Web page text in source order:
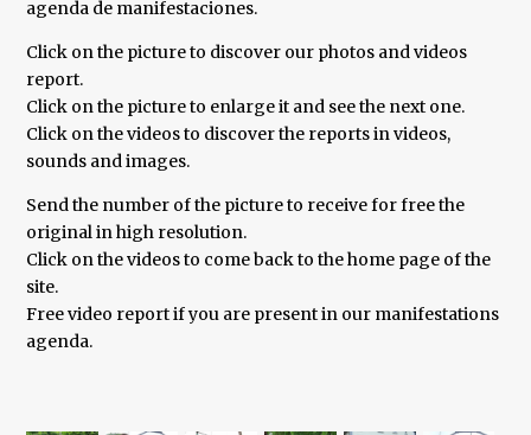
agenda de manifestaciones.
Click on the picture to discover our photos and videos
report.
Click on the picture to enlarge it and see the next one.
Click on the videos to discover the reports in videos,
sounds and images.
Send the number of the picture to receive for free the
original in high resolution.
Click on the videos to come back to the home page of the
site.
Free video report if you are present in our manifestations
agenda.